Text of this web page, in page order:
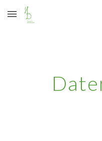
Skip to main content